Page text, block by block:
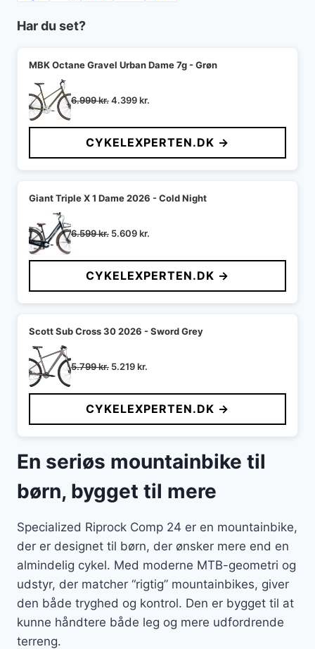
Har du set?
MBK Octane Gravel Urban Dame 7g - Grøn
6.999kr.Den
pris
var:
6.999 kr..
4.399kr.
pris
er:
4.399 kr..
CYKELEXPERTEN.DK →
Giant Triple X 1 Dame 2026 - Cold Night
6.599kr. Den
pris
var:
6.599 kr..
5.609kr.
pris
er:
5.609 kr..
CYKELEXPERTEN.DK →
Scott Sub Cross 30 2026 - Sword Grey
5.799kr. Den
pris
var:
5.799 kr..
5.219kr.
pris
er:
5.219 kr..
CYKELEXPERTEN.DK →
En seriøs mountainbike til
børn, bygget til mere
Specialized Riprock Comp 24 er en mountainbike,
der er designet til børn, der ønsker mere end en
almindelig cykel. Med moderne MTB-geometri og
udstyr, der matcher “rigtig” mountainbikes, giver
den både tryghed og kontrol. Den er bygget til at
kunne håndtere både leg og mere udfordrende
terreng.